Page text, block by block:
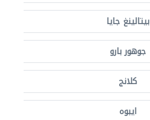
بيتالينغ جايا
جوهور بارو
كلانج
ايبوه